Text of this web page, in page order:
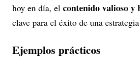
hoy en día, el contenido valioso y
clave para el éxito de una
Ejemplos prácticos